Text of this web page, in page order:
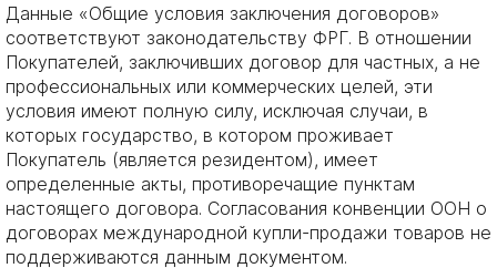
Данные «Общие условия заключения договоров»
соответствуют законодательству ФРГ. В отношении
Покупателей, заключивших договор для частных, а не
профессиональных или коммерческих целей, эти
условия имеют полную силу, исключая случаи, в
которых государство, в котором проживает
Покупатель (является резидентом), имеет
определенные акты, противоречащие пунктам
настоящего договора. Согласования конвенции ООН о
договорах международной купли-продажи товаров не
поддерживаются данным документом.